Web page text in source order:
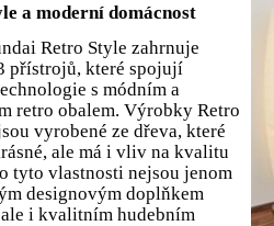
a moderní domácnost
Retro Style zahrnuje
přístrojů, které spojují
s módním a
retro obalem. Výrobky Retro
vyrobené ze dřeva, které
ale má i vliv na kvalitu
tyto vlastnosti nejsou jenom
designovým doplňkem
i kvalitním hudebním